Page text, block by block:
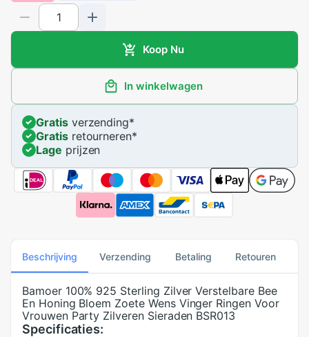
Koop Nu
In winkelwagen
Gratisverzending*
Gratisretourneren*
Lage prijzen
Beschrijving Verzending Betaling Retouren
Bamoer 100% 925 Sterling Zilver Verstelbare Bee
En Honing Bloem Zoete Wens Vinger Ringen Voor
Vrouwen Party Zilveren Sieraden BSR013
Specificaties: